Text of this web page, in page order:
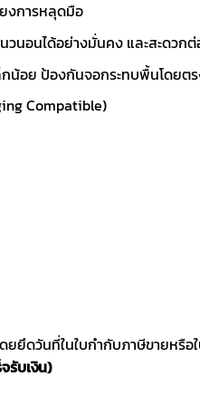
งการหลุดมือ
นอนได้อย่างมั่นคง และสะดวกต่
น้อย ป้องกันจอกระทบพื้นโดยต
Compatible)
ยึดวันที่ในใบกำกับภาษีขายหรือ
รับเงิน)